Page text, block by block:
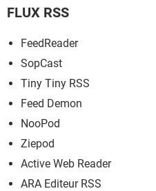
FLUX RSS
FeedReader
SopCast
Tiny Tiny RSS
Feed Demon
NooPod
Ziepod
Active Web Reader
ARA Editeur RSS